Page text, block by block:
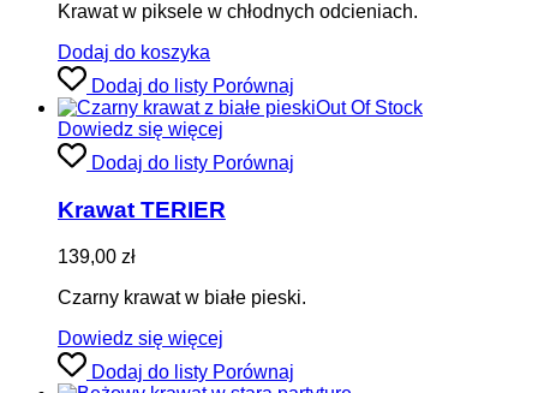
Krawat w piksele w chłodnych odcieniach.
Dodaj do koszyka
Dodaj do listy Porównaj
Out Of Stock
Dowiedz się więcej
Dodaj do listy Porównaj
Krawat TERIER
139,00 zł
Czarny krawat w białe pieski.
Dowiedz się więcej
Dodaj do listy Porównaj